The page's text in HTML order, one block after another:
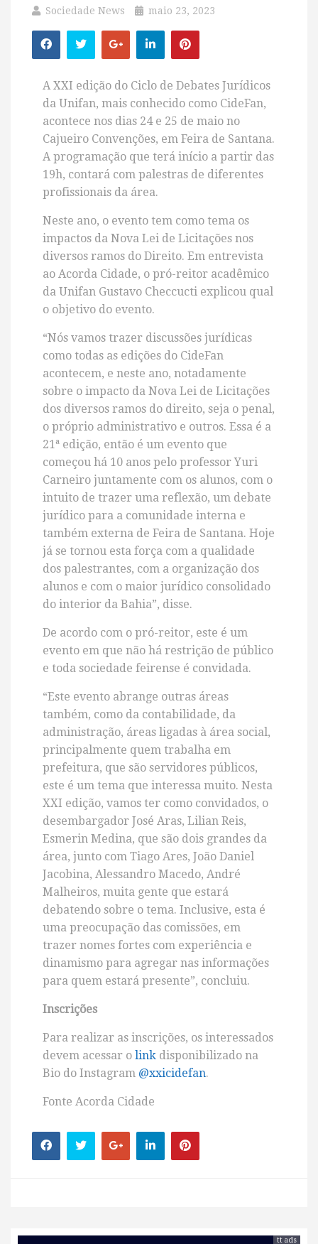
Sociedade News maio 23, 2023
A XXI edição do Ciclo de Debates Jurídicos
da Unifan, mais conhecido como CideFan,
acontece nos dias 24 e 25 de maio no
Cajueiro Convenções, em Feira de Santana.
A programação que terá início a partir das
19h, contará com palestras de diferentes
profissionais da área.
Neste ano, o evento tem como tema os
impactos da Nova Lei de Licitações nos
diversos ramos do Direito. Em entrevista
ao Acorda Cidade, o pró-reitor acadêmico
da Unifan Gustavo Checcucti explicou qual
o objetivo do evento.
“Nós vamos trazer discussões jurídicas
como todas as edições do CideFan
acontecem, e neste ano, notadamente
sobre o impacto da Nova Lei de Licitações
dos diversos ramos do direito, seja o penal,
o próprio administrativo e outros. Essa é a
21ª edição, então é um evento que
começou há 10 anos pelo professor Yuri
Carneiro juntamente com os alunos, com o
intuito de trazer uma reflexão, um debate
jurídico para a comunidade interna e
também externa de Feira de Santana. Hoje
já se tornou esta força com a qualidade
dos palestrantes, com a organização dos
alunos e com o maior jurídico consolidado
do interior da Bahia”, disse.
De acordo com o pró-reitor, este é um
evento em que não há restrição de público
e toda sociedade feirense é convidada.
“Este evento abrange outras áreas
também, como da contabilidade, da
administração, áreas ligadas à área social,
principalmente quem trabalha em
prefeitura, que são servidores públicos,
este é um tema que interessa muito. Nesta
XXI edição, vamos ter como convidados, o
desembargador José Aras, Lilian Reis,
Esmerin Medina, que são dois grandes da
área, junto com Tiago Ares, João Daniel
Jacobina, Alessandro Macedo, André
Malheiros, muita gente que estará
debatendo sobre o tema. Inclusive, esta é
uma preocupação das comissões, em
trazer nomes fortes com experiência e
dinamismo para agregar nas informações
para quem estará presente”, concluiu.
Inscrições
Para realizar as inscrições, os interessados
devem acessar o link disponibilizado na
Bio do Instagram @xxicidefan.
Fonte Acorda Cidade
tt ads